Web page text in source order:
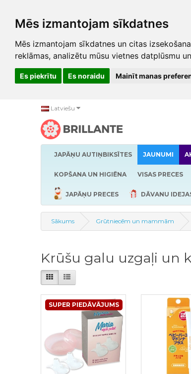
Mēs izmantojam sīkdatnes
Mēs izmantojam sīkdatnes un citas
reklāmas, analizētu mūsu vietnes datplūsmu
Es piekrītu Es noraidu Mainīt manas
Latviešu
JAPĀŅU AUTIŅBIKSĪTES JAUNUMI
KOPŠANA UN HIGIĒNA VISAS PRECES
JAPĀŅU PRECES DĀVANU
Sākums Grūtniecēm un mammām
Krūšu galu uzgaļi un
SUPER PIEDĀVĀJUMS